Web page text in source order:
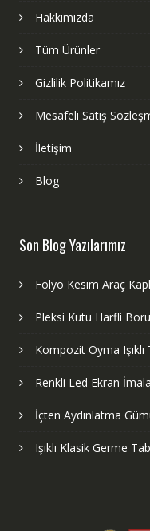
Hakkımızda
Tüm Ürünler
Gizlilik Politikamız
Mesafeli Satış
İletişim
Blog
Son Blog Yazılarımız
Folyo Kesim Araç
Pleksi Kutu Harfli
Kompozit Oyma Işıklı
Renkli Led Ekran
İçten Aydınlatma
Işıklı Klasik Germe